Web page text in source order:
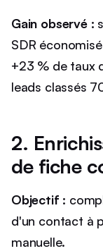
Gain observé :
SDR
+23 % de taux
leads classés
2.
de fiche
Objectif :
d'un contact à
manuelle.